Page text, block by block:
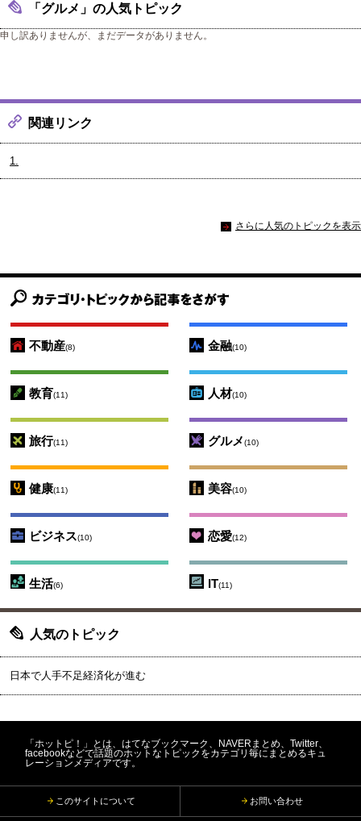
「グルメ」の人気トピック
申し訳ありませんが、まだデータがありません。
関連リンク
1.
さらに人気のトピックを表示
不動産(8) 金融(10)
教育(11) 人材(10)
旅行(11) グルメ(10)
健康(11) 美容(10)
ビジネス(10) 恋愛(12)
生活(6) IT(11)
人気のトピック
日本で人手不足経済化が進む
「ホットピ！」とは、はてなブックマーク、NAVERまとめ、Twitter、
facebookなどで話題のホットなトピックをカテゴリ毎にまとめるキュ
レーションメディアです。
このサイトについて お問い合わせ